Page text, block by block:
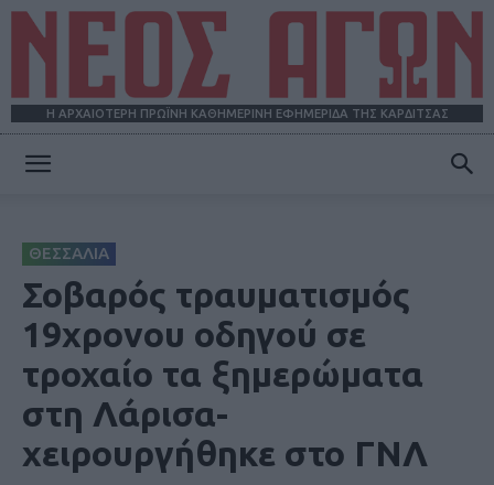
Η ΑΡΧΑΙΟΤΕΡΗ ΠΡΩΪΝΗ ΚΑΘΗΜΕΡΙΝΗ ΕΦΗΜΕΡΙΔΑ ΤΗΣ ΚΑΡΔΙΤΣΑΣ
ΘΕΣΣΑΛΙΑ
Σοβαρός τραυματισμός
19χρονου οδηγού σε
τροχαίο τα ξημερώματα
στη Λάρισα-
χειρουργήθηκε στο ΓΝΛ